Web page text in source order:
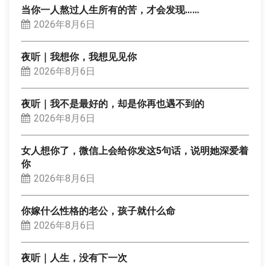
当你一人熬过人生所有的苦，才会发现……
2026年8月6日
夜听｜我想你，我想见见你
2026年8月6日
夜听｜我不是最好的，却是你再也遇不到的
2026年8月6日
女人想你了，微信上会给你发这5句话，说明她深爱着
你
2026年8月6日
你嫁什么性格的老公，孩子就什么命
2026年8月6日
夜听｜人生，没有下一次